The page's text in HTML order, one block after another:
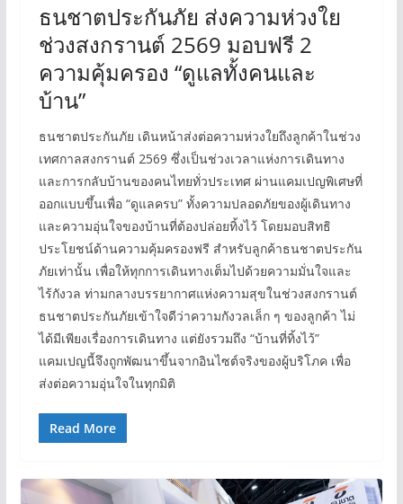
ธนชาตประกันภัย ส่งความห่วงใย
ช่วงสงกรานต์ 2569 มอบฟรี 2
ความคุ้มครอง “ดูแลทั้งคนและ
บ้าน”
ธนชาตประกันภัย เดินหน้าส่งต่อความห่วงใยถึงลูกค้าในช่วง
เทศกาลสงกรานต์ 2569 ซึ่งเป็นช่วงเวลาแห่งการเดินทาง
และการกลับบ้านของคนไทยทั่วประเทศ ผ่านแคมเปญพิเศษที่
ออกแบบขึ้นเพื่อ “ดูแลครบ” ทั้งความปลอดภัยของผู้เดินทาง
และความอุ่นใจของบ้านที่ต้องปล่อยทิ้งไว้ โดยมอบสิทธิ
ประโยชน์ด้านความคุ้มครองฟรี สำหรับลูกค้าธนชาตประกัน
ภัยเท่านั้น เพื่อให้ทุกการเดินทางเต็มไปด้วยความมั่นใจและ
ไร้กังวล ท่ามกลางบรรยากาศแห่งความสุขในช่วงสงกรานต์
ธนชาตประกันภัยเข้าใจดีว่าความกังวลเล็ก ๆ ของลูกค้า ไม่
ได้มีเพียงเรื่องการเดินทาง แต่ยังรวมถึง “บ้านที่ทิ้งไว้”
แคมเปญนี้จึงถูกพัฒนาขึ้นจากอินไซต์จริงของผู้บริโภค เพื่อ
ส่งต่อความอุ่นใจในทุกมิติ
Read More